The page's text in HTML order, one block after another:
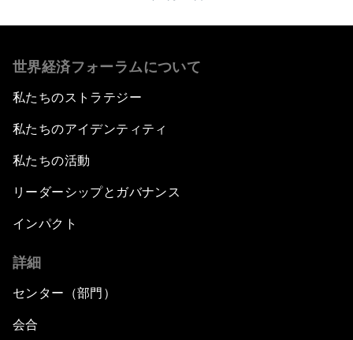
世界経済フォーラムについて
私たちのストラテジー
私たちのアイデンティティ
私たちの活動
リーダーシップとガバナンス
インパクト
詳細
センター（部門）
会合